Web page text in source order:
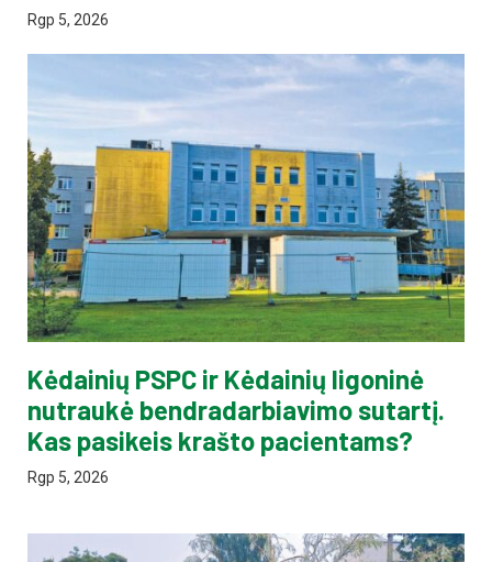
Rgp 5, 2026
Kėdainių PSPC ir Kėdainių ligoninė
nutraukė bendradarbiavimo sutartį.
Kas pasikeis krašto pacientams?
Rgp 5, 2026